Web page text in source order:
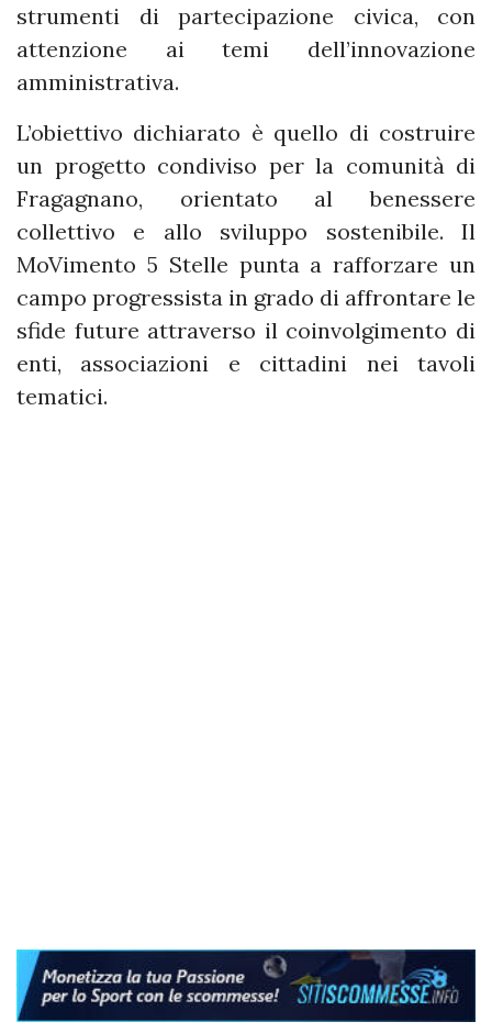
strumenti di partecipazione civica, con
attenzione ai temi dell’innovazione
amministrativa.
L’obiettivo dichiarato è quello di costruire
un progetto condiviso per la comunità di
Fragagnano, orientato al benessere
collettivo e allo sviluppo sostenibile. Il
MoVimento 5 Stelle punta a rafforzare un
campo progressista in grado di affrontare le
sfide future attraverso il coinvolgimento di
enti, associazioni e cittadini nei tavoli
tematici.